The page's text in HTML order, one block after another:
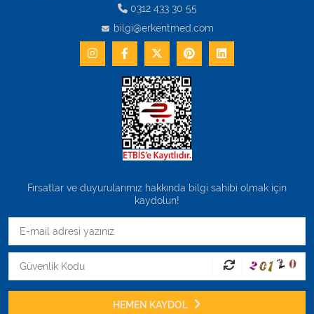
0312 433 30 55
bilgi@erkentmed.com
Fırsatlar ve duyurularımız hakkında bilgi sahibi olmak için
kaydolun!
HEMEN KAYDOL